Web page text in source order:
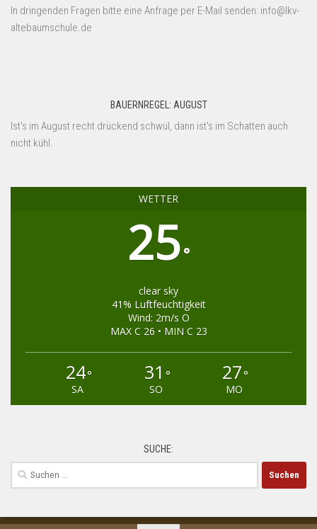
In dringenden Fragen bitte eine Anfrage per E-Mail senden: info@lkv-
altebaumschule.de
BAUERNREGEL: AUGUST
Ist's im August recht drückend schwül, dann ist's im Schatten auch
nicht kühl.
WETTER
25°
clear sky
41% Luftfeuchtigkeit
Wind: 2m/s O
MAX C 26 • MIN C 23
24°
SA
31 °
SO
27°
MO
SUCHE:
Suchen
nach: